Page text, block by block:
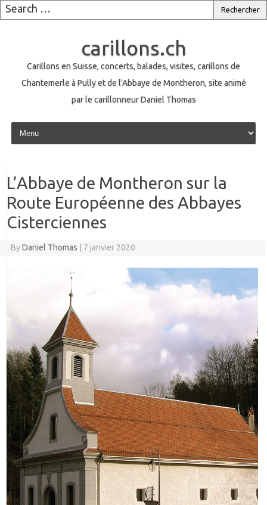
carillons.ch
Carillons en Suisse, concerts, balades, visites, carillons de
Chantemerle à Pully et de l'Abbaye de Montheron, site animé
par le carillonneur Daniel Thomas
Skip to content
L’Abbaye de Montheron sur la
Route Européenne des Abbayes
Cisterciennes
ByDaniel Thomas 7 janvier 2020